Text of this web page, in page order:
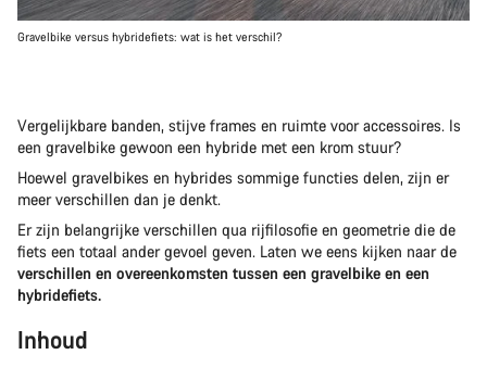
Gravelbike versus hybridefiets: wat is het verschil?
Vergelijkbare banden, stijve frames en ruimte voor accessoires. Is
een gravelbike gewoon een hybride met een krom stuur?
Hoewel gravelbikes en hybrides sommige functies delen, zijn er
meer verschillen dan je denkt.
Er zijn belangrijke verschillen qua rijfilosofie en geometrie die de
fiets een totaal ander gevoel geven. Laten we eens kijken naar de
verschillen en overeenkomsten tussen een gravelbike en een
hybridefiets.
Inhoud